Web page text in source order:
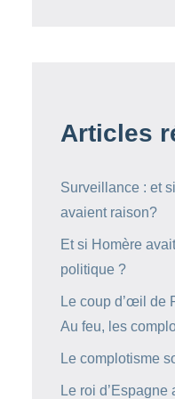
Articles
Surveillance : et
avaient raison?
Et si Homère
politique ?
Le coup d’œil de
Au feu, les
Le complotisme
Le roi d’Espagne